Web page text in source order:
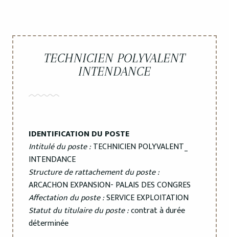
TECHNICIEN POLYVALENT
INTENDANCE
IDENTIFICATION DU POSTE
Intitulé du poste :TECHNICIEN POLYVALENT_
INTENDANCE
Structure de rattachement du poste :
ARCACHON EXPANSION- PALAIS DES CONGRES
Affectation du poste :SERVICE EXPLOITATION
Statut du titulaire du poste :contrat à durée
déterminée